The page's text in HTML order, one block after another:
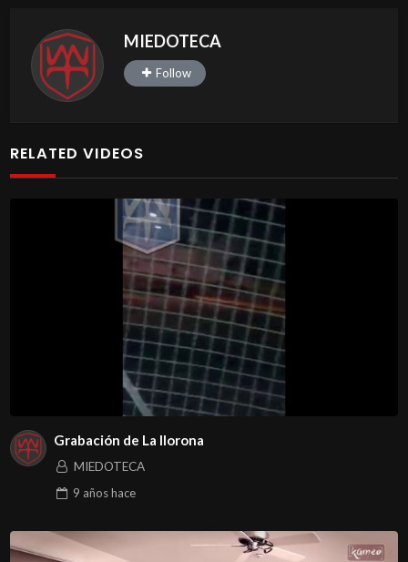
MIEDOTECA
Follow
RELATED VIDEOS
Grabación de La llorona
MIEDOTECA
9 añoshace